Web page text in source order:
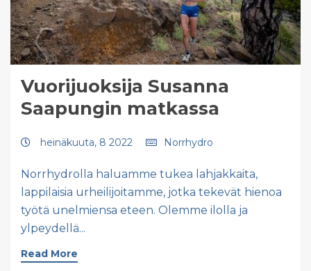
Vuorijuoksija Susanna
Saapungin matkassa
heinäkuuta, 8 2022 Norrhydro
Norrhydrolla haluamme tukea lahjakkaita,
lappilaisia urheilijoitamme, jotka tekevät hienoa
työtä unelmiensa eteen. Olemme ilolla ja
ylpeydellä...
Read More